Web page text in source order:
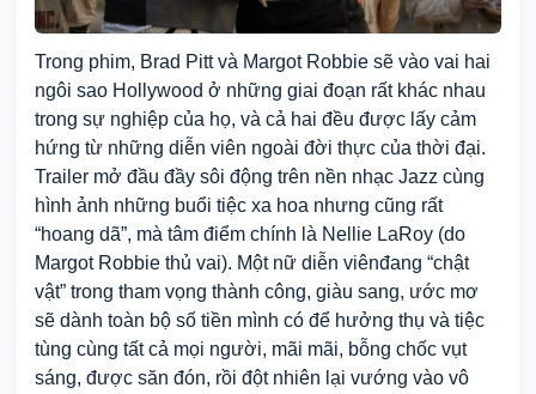
Trong phim, Brad Pitt và Margot Robbie sẽ vào vai hai
ngôi sao Hollywood ở những giai đoạn rất khác nhau
trong sự nghiệp của họ, và cả hai đều được lấy cảm
hứng từ những diễn viên ngoài đời thực của thời đại.
Trailer mở đầu đầy sôi động trên nền nhạc Jazz cùng
hình ảnh những buổi tiệc xa hoa nhưng cũng rất
“hoang dã”, mà tâm điểm chính là Nellie LaRoy (do
Margot Robbie thủ vai). Một nữ diễn viênđang “chật
vật” trong tham vọng thành công, giàu sang, ước mơ
sẽ dành toàn bộ số tiền mình có để hưởng thụ và tiệc
tùng cùng tất cả mọi người, mãi mãi, bỗng chốc vụt
sáng, được săn đón, rồi đột nhiên lại vướng vào vô